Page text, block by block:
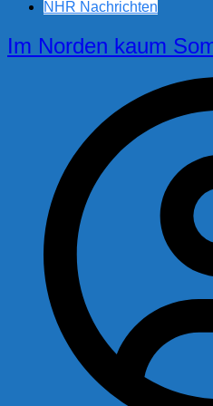
NHR Nachrichten
Im Norden kaum